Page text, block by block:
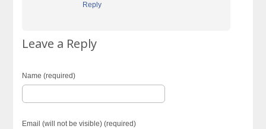
Reply
Leave a Reply
Name (required)
Email (will not be visible) (required)